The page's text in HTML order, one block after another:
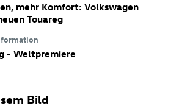
mehr Komfort: Volkswagen
Touareg
- Weltpremiere
Bild